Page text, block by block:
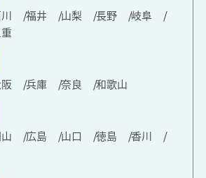
福井 山梨 長野
岐阜
兵庫 奈良
和歌山
広島 山口 徳島
香川